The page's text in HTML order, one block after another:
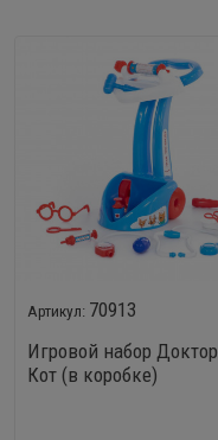
70913
Игровой набор Доктор
Кот (в коробке)